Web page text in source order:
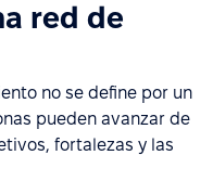
red de
no se define por un
pueden avanzar de
fortalezas y las